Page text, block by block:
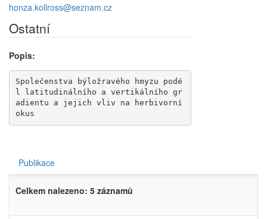
honza.kollross@seznam.cz
Ostatní
Popis:
Společenstva býložravého hmyzu podé
l latitudinálního a vertikálního gr
adientu a jejich vliv na herbivorní
okus
Publikace
Celkem nalezeno: 5 záznamů